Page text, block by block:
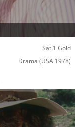
Sat.1 Gold
Drama (USA 1978)